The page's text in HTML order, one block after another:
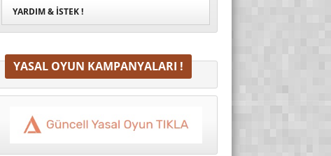
YARDIM & İSTEK !
YASAL OYUN KAMPANYALARI !